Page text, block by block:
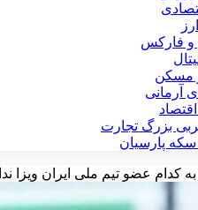
فارکس
مسکن
آرمانی
بزرگ تجارت
پارسیان
به کدام عضو تیم ملی ایران